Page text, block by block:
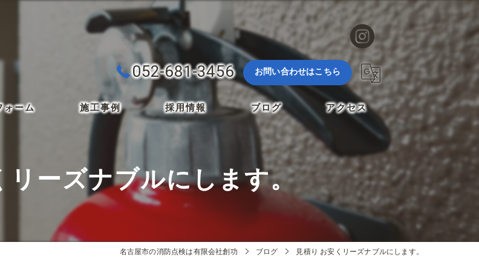
052-681-3456 お問い合わせはこちら
ォーム 施工事例 採用情報 ブログ アクセス
リーズナブルにします。
名古屋市の消防点検は有限会社創功 ブログ 見積り お安くリーズナブルにします。